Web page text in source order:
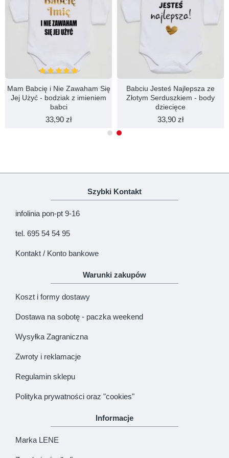
Mam Babcię i Nie Zawaham Się
Jej Użyć - bodziak z imieniem
babci
33,90 zł
Babciu Jesteś Najlepsza ze
Złotym Serduszkiem - body
dziecięce
33,90 zł
Szybki Kontakt
infolinia pon-pt 9-16
tel. 695 54 54 95
Kontakt / Konto bankowe
Warunki zakupów
Koszt i formy dostawy
Dostawa na sobotę - paczka weekend
Wysyłka Zagraniczna
Zwroty i reklamacje
Regulamin sklepu
Polityka prywatności oraz "cookies"
Informacje
Marka LENE